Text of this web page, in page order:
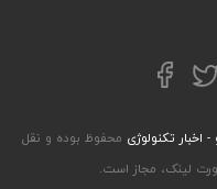
توییترفیسبوک
- اخبار تکنولوژی محفوظ بوده و نقل
لینک، مجاز است.